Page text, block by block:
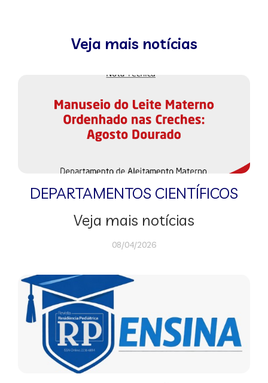
Veja mais notícias
DEPARTAMENTOS CIENTÍFICOS
Veja mais notícias
08/04/2026